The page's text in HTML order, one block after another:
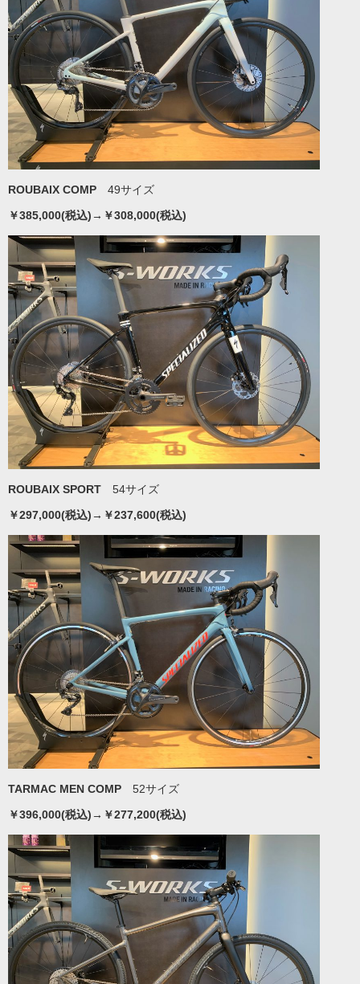
ROUBAIX COMP 49サイズ
￥385,000(税込)→￥308,000(税込)
ROUBAIX SPORT 54サイズ
￥297,000(税込)→￥237,600(税込)
TARMAC MEN COMP 52サイズ
￥396,000(税込)→￥277,200(税込)